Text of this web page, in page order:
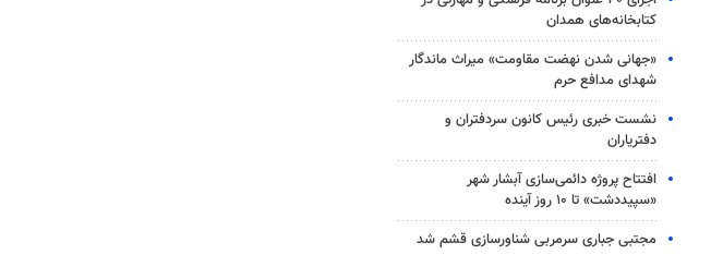
کتابخانه‎‌های همدان
«جهانی شدن نهضت مقاومت» میراث ماندگار
شهدای مدافع حرم
نشست خبری رئیس کانون سردفتران و
دفتریاران
افتتاح پروژه دائمی‌سازی آبشار شهر
«سپیددشت» تا ۱۰ روز آینده
مجتبی جباری سرمربی شناورسازی قشم شد